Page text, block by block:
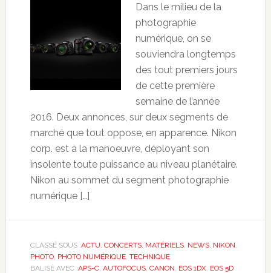
Dans le milieu de la
photographie
numérique, on se
souviendra longtemps
des tout premiers jours
de cette première
semaine de l’année
2016. Deux annonces, sur deux segments de
marché que tout oppose, en apparence. Nikon
corp. est à la manoeuvre, déployant son
insolente toute puissance au niveau planétaire.
Nikon au sommet du segment photographie
numérique […]
CLASSÉ SOUS :ACTU CONCERTS, MATÉRIELS, NEWS, NIKON
PHOTO, PHOTO NUMÉRIQUE, TECHNIQUE
BALISÉ AVEC :APS-C, AUTOFOCUS, CANON EOS 1DX, EOS 5D